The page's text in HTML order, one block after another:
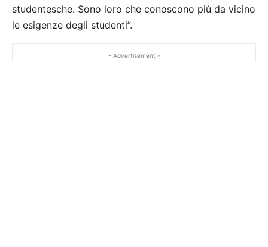
studentesche. Sono loro che conoscono più da vicino
le esigenze degli studenti”.
- Advertisement -